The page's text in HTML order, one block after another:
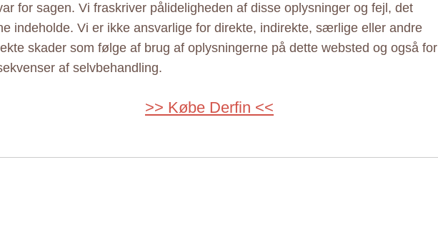
for sagen. Vi fraskriver pålideligheden af disse oplysninger og fejl, det
indeholde. Vi er ikke ansvarlige for direkte, indirekte, særlige eller andre
skader som følge af brug af oplysningerne på dette websted og også for
af selvbehandling.
>> Købe Derfin <<